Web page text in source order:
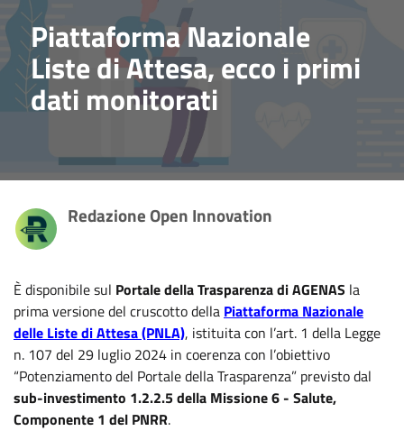
Piattaforma Nazionale
Liste di Attesa, ecco i primi
dati monitorati
Redazione Open Innovation
È disponibile sul Portale della Trasparenza di AGENAS la
prima versione del cruscotto della Piattaforma Nazionale
delle Liste di Attesa (PNLA), istituita con l’art. 1 della Legge
n. 107 del 29 luglio 2024 in coerenza con l’obiettivo
“Potenziamento del Portale della Trasparenza” previsto dal
sub-investimento 1.2.2.5 della Missione 6 - Salute,
Componente 1 del PNRR.